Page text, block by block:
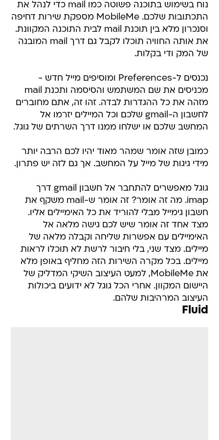
נוח בשימוש בתוכנה פשוטה כמו mail כדי לנהל את
התכתובות שלכם. MobileMe מספקת שירות דחיפה
וסנכרון מלא בין תוכנת mail לבית התוכנה המקוונת.
את אותה החוויה תוכלו לקבל גם דרך mail המובנה
של המק ודי בקלות.
נכנסים ל-Preferences ומוסיפים מייל חדש -
מכניסים את שם המשתמש והסיסמה ותכנת mail
מזהה את כל ההגדרות לבדה. זהו זה, אתם מחוברים
לחשבון ה-gmail שלכם וכל המיילים יזרמו אל
המחשב שלכם או ישלחו ממנו דרך השרתים של גוגל.
כמובן שזה אומר שמהר מאוד יהיו לכם הרבה יותר
מידי גיגות של מייל על המחשב. אך גם לזה יש פתרון.
גוגל מאפשרים להתחבר אל חשבון gmail דרך
imap. מה זה אומר? זה אומר ש-mail משקף את
חשבון גימייל מבלי להוריד את כל האימיילים אליו.
מצד אחד זה אומר שיש לכם גישה מלאה אל
האימיילים עם אפשרות שליחה וקבלה מלאה של
מיילים. מצד שני, בלי חיבור לרשת לא תוכלו לראות
מיילים. בכל מקרה השירות הזה מחליף באופן מלא
את MobileMe, למעט העיצוב השיקי המדליק של
היישום המקוון. אחרי הכל גוגל לא ידועים ביכולות
העיצוב המרהיבות שלהם.
Fluid